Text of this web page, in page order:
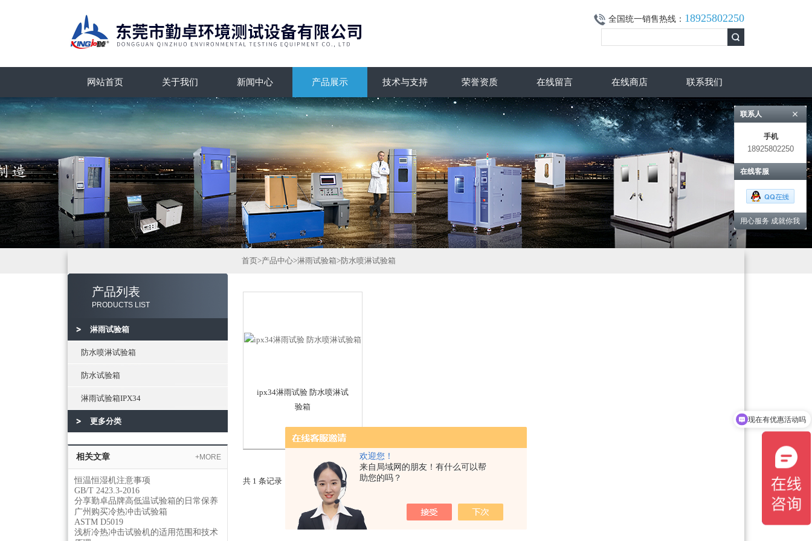
欢迎您！
来自局域网的朋友！有什么可以帮
助您的吗？
全国统一销售热线： 18925802250
网站首页 关于我们 新闻中心 产品展示 技术与支持 荣誉资质 在线留言 在线商店 联系我们
产品列表
PRODUCTS LIST
淋雨试验箱
防水喷淋试验箱
防水试验箱
淋雨试验箱IPX34
更多分类
相关文章 +MORE
恒温恒湿机注意事项
GB/T 2423.3-2016
分享勤卓品牌高低温试验箱的日常保养
广州购买冷热冲击试验箱
ASTM D5019
浅析冷热冲击试验机的适用范围和技术
首页>产品中心>淋雨试验箱>防水喷淋试验箱
ipx34淋雨试验 防水喷淋试
验箱
共 1 条记录，当前 1 / 1 页 首页 上一页 下一页 末页 跳转到第
联系人
手机
18925802250
在线客服
用心服务 成就你我
现在有优惠活动吗